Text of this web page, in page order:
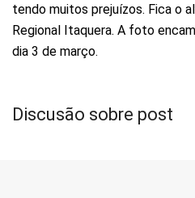
tendo muitos prejuízos. Fica o
Regional Itaquera. A foto
dia 3 de março.
Discusão sobre post